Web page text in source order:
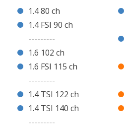
1.4 80 ch
1.4 FSI 90 ch
---------
1.6 102 ch
1.6 FSI 115 ch
---------
1.4 TSI 122 ch
1.4 TSI 140 ch
---------